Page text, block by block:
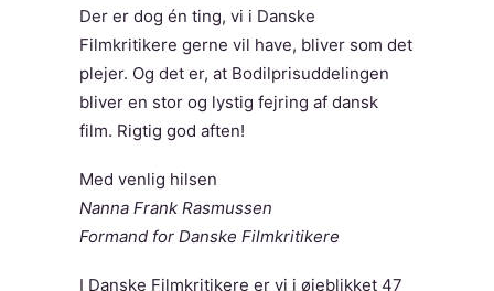
Der er dog én ting, vi i Danske
Filmkritikere gerne vil have, bliver som det
plejer. Og det er, at Bodilprisuddelingen
bliver en stor og lystig fejring af dansk
film. Rigtig god aften!
Med venlig hilsen
Nanna Frank Rasmussen
Formand for Danske Filmkritikere
I Danske Filmkritikere er vi i øjeblikket 47